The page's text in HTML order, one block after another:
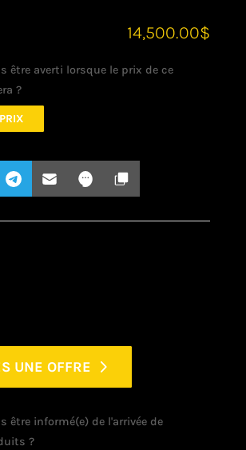
14,500.00$
être averti lorsque le prix de ce
?
UNE OFFRE
être informé(e) de l'arrivée de
?